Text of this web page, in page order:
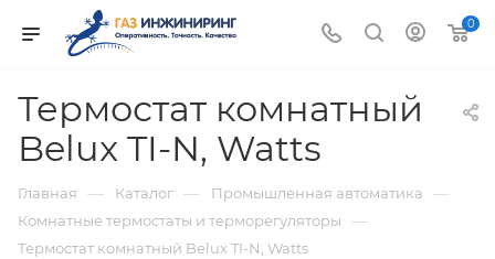
0
Термостат комнатный
Belux TI-N, Watts
Главная — Каталог — Промышленная автоматика —
Комнатные термостаты и терморегуляторы —
Термостат комнатный Belux TI-N, Watts